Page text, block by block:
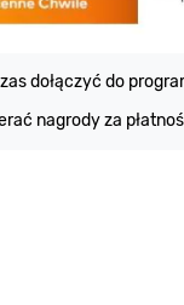
dołączyć do
nagrody za